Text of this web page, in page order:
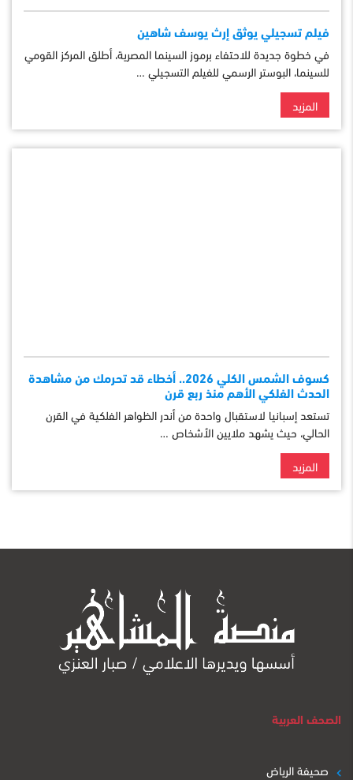
فيلم تسجيلي يوثق إرث يوسف شاهين
في خطوة جديدة للاحتفاء برموز السينما المصرية، أطلق المركز القومي
للسينما، البوستر الرسمي للفيلم التسجيلي …
المزيد
كسوف الشمس الكلي 2026.. أخطاء قد تحرمك من مشاهدة
الحدث الفلكي الأهم منذ ربع قرن
تستعد إسبانيا لاستقبال واحدة من أندر الظواهر الفلكية في القرن
الحالي، حيث يشهد ملايين الأشخاص …
المزيد
الصحف العربية
صحيفة الرياض